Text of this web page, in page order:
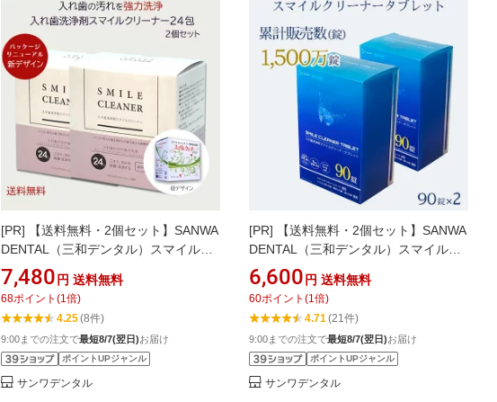
[PR]
【送料無料・2個セット】SANWA
DENTAL（三和デンタル）スマイルク
リーナー 1.75g×24包×2箱｜入れ歯洗
浄剤 中性タイプ｜強力除菌・消臭｜部
分入れ歯・総入れ歯対応｜スマイルデ
ンチャー専用｜日本製｜口臭予防・オ
ーラルケア
7,480 円 送料無料
68ポイント (1倍)
4.25(8件)
9:00までの注文で最短8/7(翌日)お届け
ポイントUPジャンル
サンワデンタル
[PR]
【送料無料・2個セット】SANWA
DENTAL（三和デンタル）スマイルク
リーナータブレット 2.8g×90錠×2個セ
ット｜中性 入れ歯洗浄剤｜スマイルデ
ンチャー・コンティース専用｜部分入
れ歯・総入れ歯対応｜日本製｜除菌・
消臭・口臭予防
6,600 円 送料無料
60ポイント (1倍)
4.71(21件)
9:00までの注文で最短8/7(翌日)お届け
ポイントUPジャンル
サンワデンタル